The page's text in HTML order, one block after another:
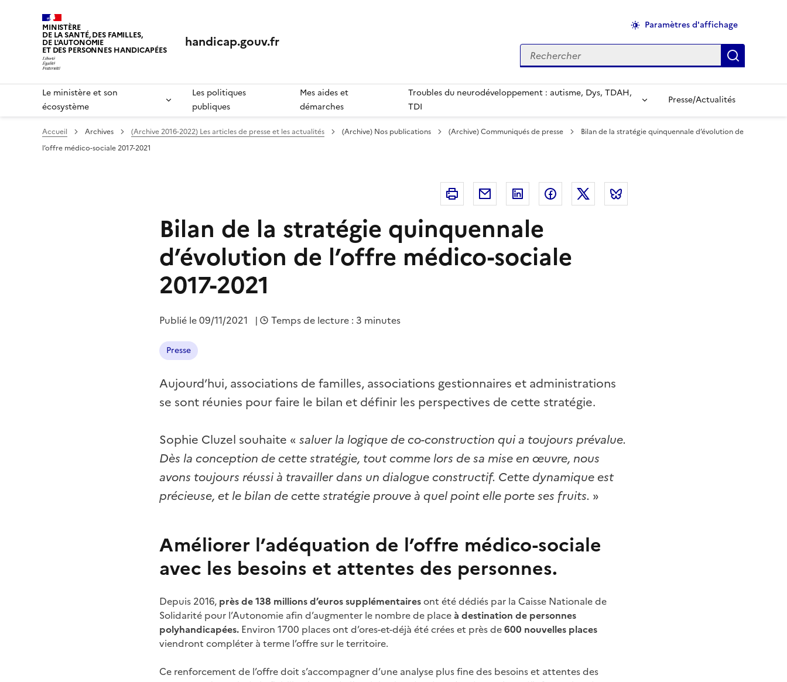
MINISTÈRE
DE LA SANTÉ, DES FAMILLES,
DE L'AUTONOMIE
ET DES PERSONNES HANDICAPÉES handicap.gouv.fr
Paramètres d'affichage
Rechercher
Le ministère et son
écosystème
Les politiques
publiques
Mes aides et
démarches
Troubles du neurodéveloppement : autisme, Dys, TDAH,
TDI
Presse/Actualités
Accueil Archives (Archive 2016-2022) Les articles de presse et les actualités (Archive) Nos publications (Archive) Communiqués de presse
Bilan de la stratégie quinquennale d’évolution de
l’offre médico-sociale 2017-2021
Imprimer Courriel Linkedin FacebookTwitter
Bilan de la stratégie quinquennale
d’évolution de l’offre médico-sociale
2017-2021
Publié le09/11/2021 | Temps de lecture : 3 minutes
Presse
Aujourd’hui, associations de familles, associations gestionnaires et administrations
se sont réunies pour faire le bilan et définir les perspectives de cette stratégie.
Sophie Cluzel souhaite « saluer la logique de co-construction qui a toujours prévalue.
Dès la conception de cette stratégie, tout comme lors de sa mise en œuvre, nous
avons toujours réussi à travailler dans un dialogue constructif. Cette dynamique est
précieuse, et le bilan de cette stratégie prouve à quel point elle porte ses fruits. »
Améliorer l’adéquation de l’offre médico-sociale
avec les besoins et attentes des personnes.
Depuis 2016, près de 138 millions d’euros supplémentairesont été dédiés par la Caisse Nationale de
Solidarité pour l’Autonomie afin d’augmenter le nombre de placeà destination de personnes
polyhandicapées. Environ 1700 places ont d’ores-et-déjà été crées et près de600 nouvelles places
viendront compléter à terme l’offre sur le territoire.
Ce renforcement de l’offre doit s’accompagner d’une analyse plus fine des besoins et attentes des